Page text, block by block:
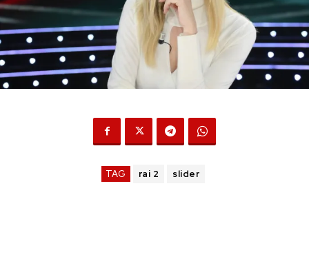
TAG rai 2 slider